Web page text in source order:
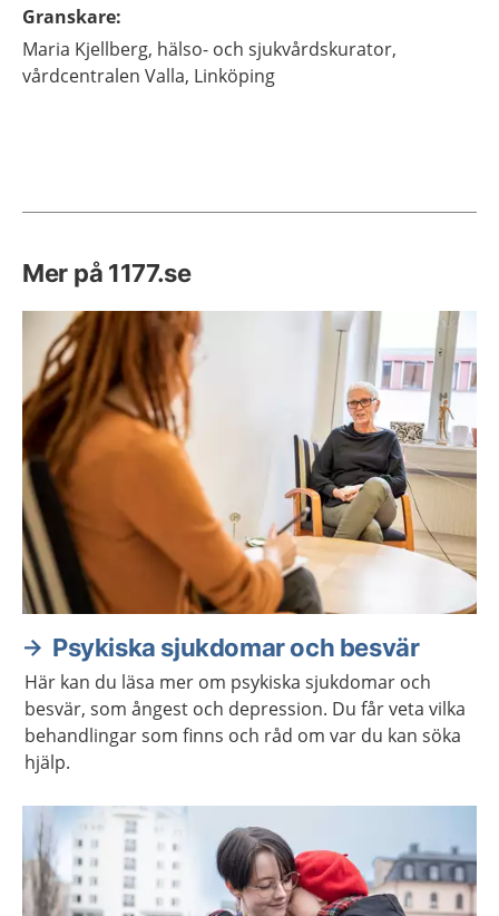
Granskare:
Maria Kjellberg, hälso- och sjukvårdskurator,
vårdcentralen Valla, Linköping
Mer på 1177.se
Psykiska sjukdomar och besvär
Här kan du läsa mer om psykiska sjukdomar och
besvär, som ångest och depression. Du får veta vilka
behandlingar som finns och råd om var du kan söka
hjälp.